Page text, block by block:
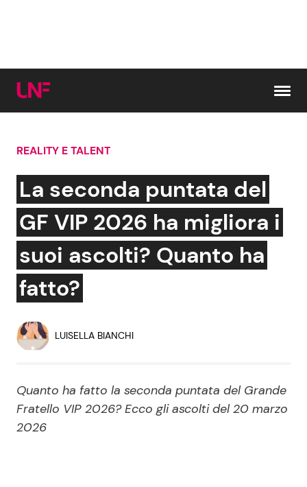
Cerca:
News e Cronaca
Attualità Italiana
Dal Mondo
Economia
Politica
Gossip e TV
Bellezze VIP
Reality e Talent
REALITY E TALENT
La seconda puntata del
GF VIP 2026 ha migliora i
suoi ascolti? Quanto ha
fatto?
LUISELLA BIANCHI
Quanto ha fatto la seconda puntata del Grande
Fratello VIP 2026? Ecco gli ascolti del 20 marzo
2026